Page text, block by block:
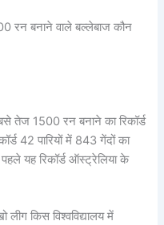
रन बनाने वाले बल्लेबाज कौन
तेज 1500 रन बनाने का रिकॉर्ड
42 पारियों में 843 गेंदों का
यह रिकॉर्ड ऑस्ट्रेलिया के
लीग किस विश्वविद्यालय में